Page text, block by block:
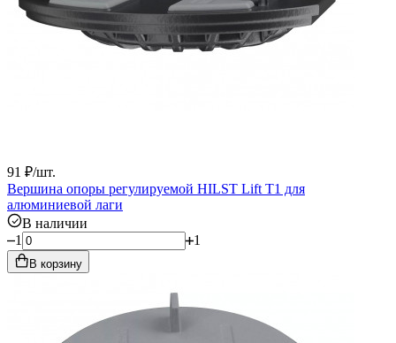
91 ₽/шт.
Вершина опоры регулируемой HILST Lift Т1 для
алюминиевой лаги
В наличии
1
1
В корзину